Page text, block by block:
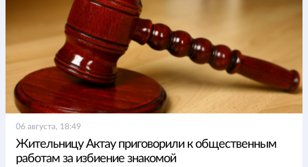
06 августа, 18:49
Жительницу Актау приговорили к общественным
работам за избиение знакомой